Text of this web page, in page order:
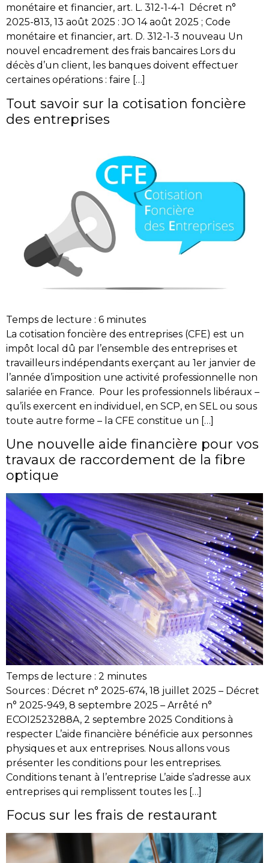
monétaire et financier, art. L. 312-1-4-1 Décret n°
2025-813, 13 août 2025 : JO 14 août 2025 ; Code
monétaire et financier, art. D. 312-1-3 nouveau Un
nouvel encadrement des frais bancaires Lors du
décès d’un client, les banques doivent effectuer
certaines opérations : faire […]
Tout savoir sur la cotisation foncière
des entreprises
Temps de lecture : 6 minutes
La cotisation foncière des entreprises (CFE) est un
impôt local dû par l’ensemble des entreprises et
travailleurs indépendants exerçant au 1er janvier de
l’année d’imposition une activité professionnelle non
salariée en France. Pour les professionnels libéraux –
qu’ils exercent en individuel, en SCP, en SEL ou sous
toute autre forme – la CFE constitue un […]
Une nouvelle aide financière pour vos
travaux de raccordement de la fibre
optique
Temps de lecture : 2 minutes
Sources : Décret n° 2025-674, 18 juillet 2025 – Décret
n° 2025-949, 8 septembre 2025 – Arrêté n°
ECOI2523288A, 2 septembre 2025 Conditions à
respecter L’aide financière bénéficie aux personnes
physiques et aux entreprises. Nous allons vous
présenter les conditions pour les entreprises.
Conditions tenant à l’entreprise L’aide s’adresse aux
entreprises qui remplissent toutes les […]
Focus sur les frais de restaurant